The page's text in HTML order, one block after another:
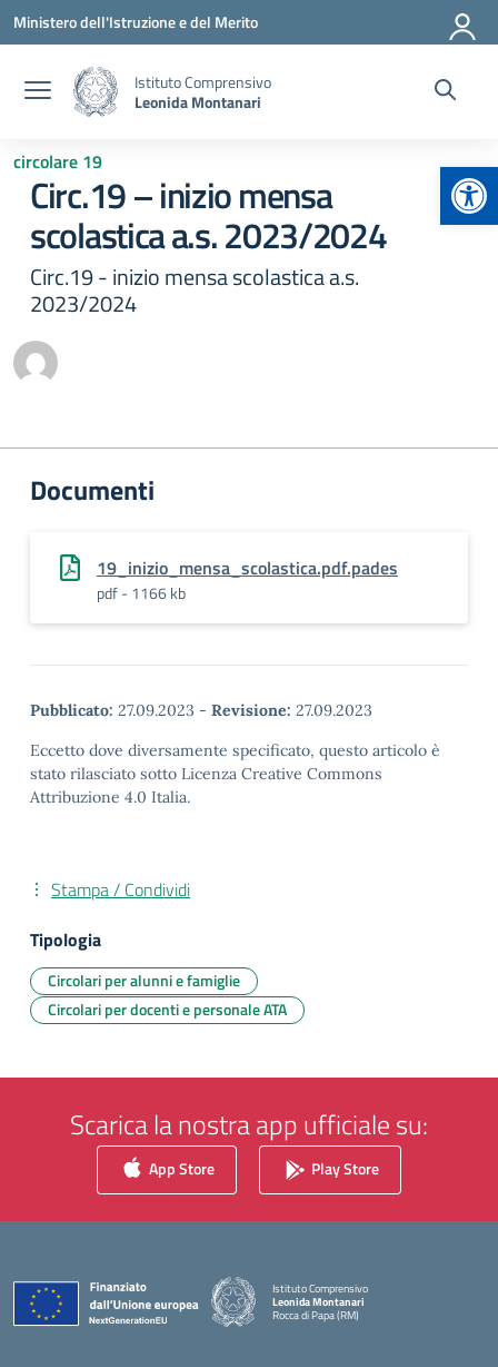
Vai ai contenuti
Vai al menu di navigazione
Vai al footer
Ministero dell'Istruzione e del Merito
Istituto Comprensivo
Leonida Montanari
circolare 19
Circ.19 – inizio mensa
scolastica a.s. 2023/2024
Circ.19 - inizio mensa scolastica a.s.
2023/2024
Documenti
19_inizio_mensa_scolastica.pdf.pades
pdf - 1166 kb
Pubblicato: 27.09.2023 - Revisione: 27.09.2023
Eccetto dove diversamente specificato, questo articolo è
stato rilasciato sotto Licenza Creative Commons
Attribuzione 4.0 Italia.
Stampa / Condividi
Tipologia
Circolari per alunni e famiglie
Circolari per docenti e personale ATA
Scarica la nostra app ufficiale su:
App Store Play Store
Istituto Comprensivo
Leonida Montanari
Rocca di Papa (RM)
— Visita la pagina iniziale della scuola